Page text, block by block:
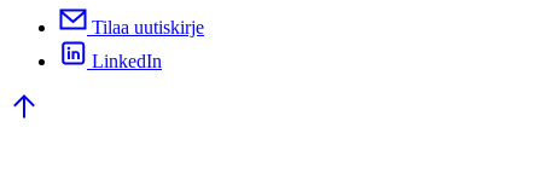
Tilaa uutiskirje
LinkedIn